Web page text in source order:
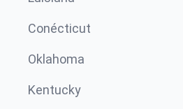
Conécticut
Oklahoma
Kentucky